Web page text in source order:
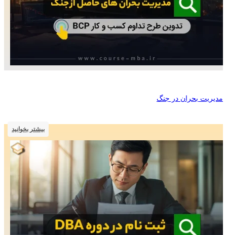
مدیریت بحران در جنگ
بیشتر بخوانید